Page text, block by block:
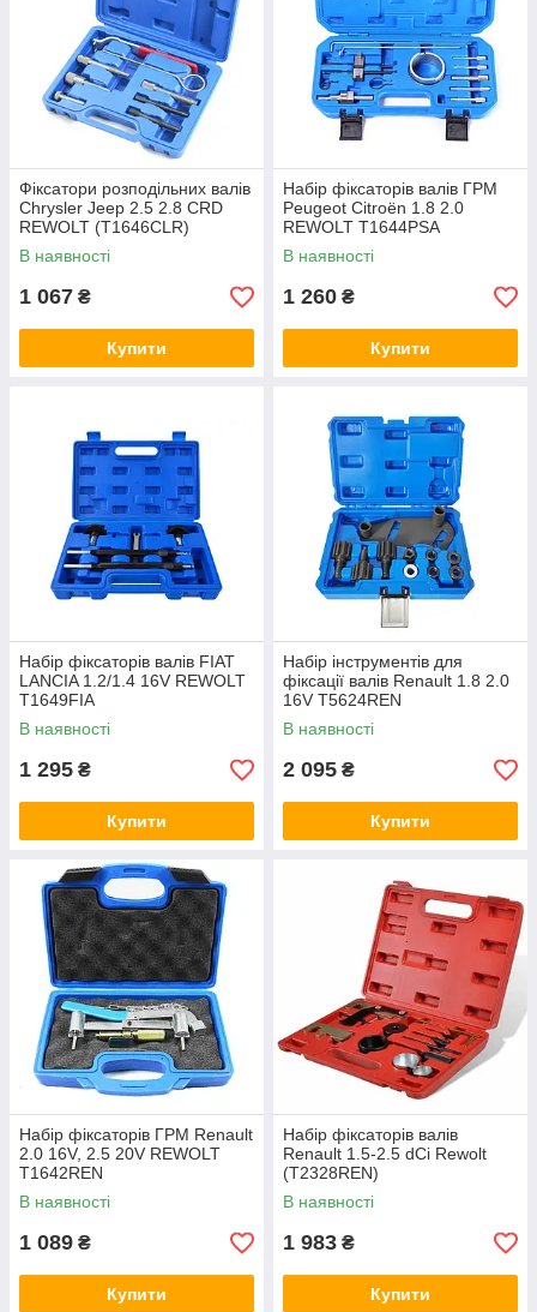
Фіксатори розподільних валів
Chrysler Jeep 2.5 2.8 CRD
REWOLT (T1646CLR)
В наявності
1 067 ₴
Купити
Набір фіксаторів валів ГРМ
Peugeot Citroën 1.8 2.0
REWOLT T1644PSA
В наявності
1 260 ₴
Купити
Набір фіксаторів валів FIAT
LANCIA 1.2/1.4 16V REWOLT
T1649FIA
В наявності
1 295 ₴
Купити
Набір інструментів для
фіксації валів Renault 1.8 2.0
16V T5624REN
В наявності
2 095 ₴
Купити
Набір фіксаторів ГРМ Renault
2.0 16V, 2.5 20V REWOLT
T1642REN
В наявності
1 089 ₴
Купити
Набір фіксаторів валів
Renault 1.5-2.5 dCi Rewolt
(T2328REN)
В наявності
1 983 ₴
Купити